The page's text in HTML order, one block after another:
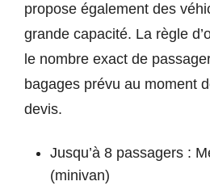
propose également des
grande capacité. La règle
le nombre exact de
bagages prévu au moment
devis.
Jusqu’à 8 passagers :
(minivan)